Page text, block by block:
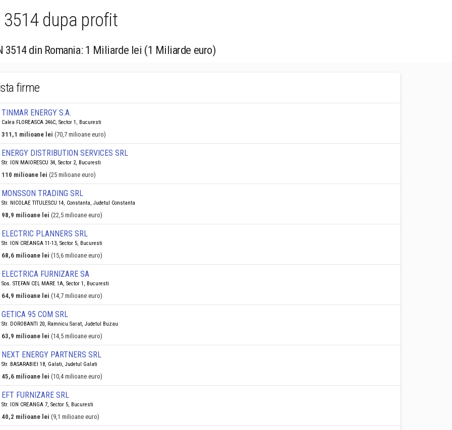
3514 dupa profit
din Romania: 1 Miliarde lei (1 Miliarde euro)
firme
TINMAR ENERGY S.A.
Calea FLOREASCA 246C, Sector 1, Bucuresti
311,1 milioane lei (70,7 milioane euro)
ENERGY DISTRIBUTION SERVICES SRL
Str. ION MAIORESCU 34, Sector 2, Bucuresti
110 milioane lei (25 milioane euro)
MONSSON TRADING SRL
Str. NICOLAE TITULESCU 14, Constanta, Judetul Constanta
98,9 milioane lei (22,5 milioane euro)
ELECTRIC PLANNERS SRL
Str. ION CREANGA 11-13, Sector 5, Bucuresti
68,6 milioane lei (15,6 milioane euro)
ELECTRICA FURNIZARE SA
Sos. STEFAN CEL MARE 1A, Sector 1, Bucuresti
64,9 milioane lei (14,7 milioane euro)
GETICA 95 COM SRL
Str. DOROBANTI 20, Ramnicu Sarat, Judetul Buzau
63,9 milioane lei (14,5 milioane euro)
NEXT ENERGY PARTNERS SRL
Str. BASARABIEI 18, Galati, Judetul Galati
45,6 milioane lei (10,4 milioane euro)
EFT FURNIZARE SRL
Str. ION CREANGA 7, Sector 5, Bucuresti
40,2 milioane lei (9,1 milioane euro)